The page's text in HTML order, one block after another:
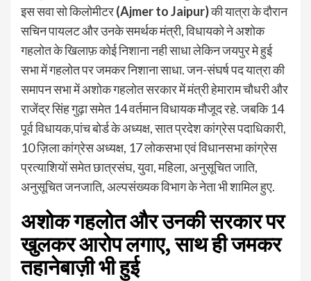
इस सवा सो किलोमीटर(Ajmer to Jaipur)की यात्रा के दौरान
सचिन पायलट और उनके समर्थक मंत्री, विधायको ने अशोक
गहलोत के खिलाफ़ कोई निशाना नही साधा लेकिन जयपुर मे हुई
सभा में गहलोत पर जमकर निशाना साधा. जन-संघर्ष पद यात्रा की
समापन सभा में अशोक गहलोत सरकार में मंत्री हेमाराम चौधरी और
राजेंद्र सिंह गुढ़ा समेत 14 वर्तमान विधायक मौजूद रहे. जबकि 14
पूर्व विधायक,पांच बोर्ड के अध्यक्ष, सात प्रदेश कांग्रेस पदाधिकारी,
10 ज़िला कांग्रेस अध्यक्ष, 17 लोकसभा एवं विधानसभा कांग्रेस
प्रत्याशियों समेत छात्रसंघ, युवा, महिला, अनुसूचित जाति,
अनुसूचित जनजाति, अल्पसंख्यक विभाग के नेता भी शामिल हुए.
अशोक गहलोत और उनकी सरकार पर
खुलकर आरोप लगाए, साथ ही जमकर
तहानेबाज़ी भी हुई